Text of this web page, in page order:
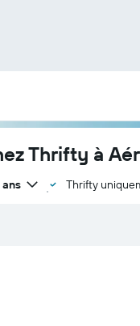
Thrifty à
Thrifty